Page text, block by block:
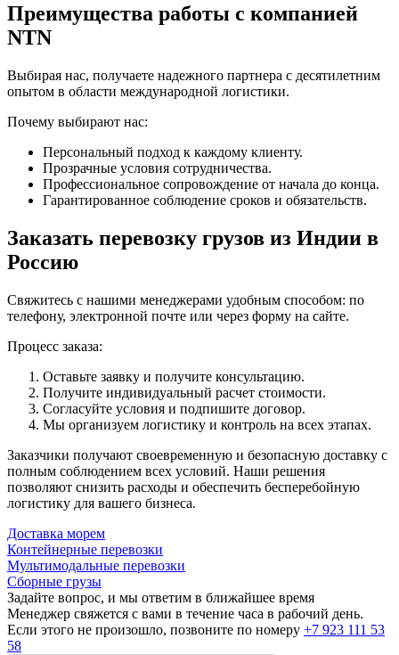
Преимущества работы с компанией
NTN
Выбирая нас, получаете надежного партнера с десятилетним
опытом в области международной логистики.
Почему выбирают нас:
Персональный подход к каждому клиенту.
Прозрачные условия сотрудничества.
Профессиональное сопровождение от начала до конца.
Гарантированное соблюдение сроков и обязательств.
Заказать перевозку грузов из Индии в
Россию
Свяжитесь с нашими менеджерами удобным способом: по
телефону, электронной почте или через форму на сайте.
Процесс заказа:
Оставьте заявку и получите консультацию.
Получите индивидуальный расчет стоимости.
Согласуйте условия и подпишите договор.
Мы организуем логистику и контроль на всех этапах.
Заказчики получают своевременную и безопасную доставку с
полным соблюдением всех условий. Наши решения
позволяют снизить расходы и обеспечить бесперебойную
логистику для вашего бизнеса.
Доставка морем
Контейнерные перевозки
Мультимодальные перевозки
Сборные грузы
Задайте вопрос, и мы ответим в ближайшее время
Менеджер свяжется с вами в течение часа в рабочий день.
Если этого не произошло, позвоните по номеру +7 923 111 53
58